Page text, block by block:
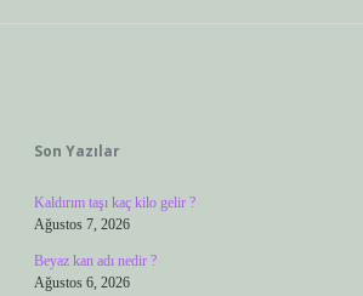
Son Yazılar
Kaldırım taşı kaç kilo gelir ?
Ağustos 7, 2026
Beyaz kan adı nedir ?
Ağustos 6, 2026